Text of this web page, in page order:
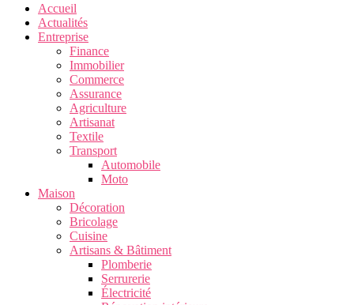
Accueil
Actualités
Entreprise
Finance
Immobilier
Commerce
Assurance
Agriculture
Artisanat
Textile
Transport
Automobile
Moto
Maison
Décoration
Bricolage
Cuisine
Artisans & Bâtiment
Plomberie
Serrurerie
Électricité